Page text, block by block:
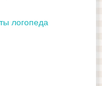
логопеда